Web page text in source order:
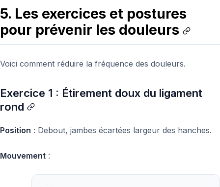
5. Les exercices et postures
pour prévenir les douleurs
Voici comment réduire la fréquence des douleurs.
Exercice 1 : Étirement doux du ligament
rond
Position : Debout, jambes écartées largeur des hanches.
Mouvement :